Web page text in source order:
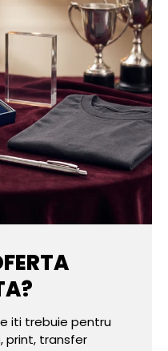
iti trebuie pentru
print, transfer